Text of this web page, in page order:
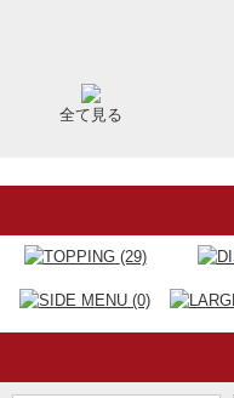
全て見る
(29)
(0)